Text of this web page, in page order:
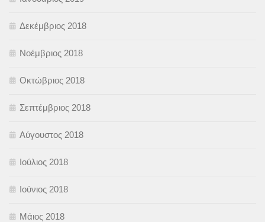
Δεκέμβριος 2018
Νοέμβριος 2018
Οκτώβριος 2018
Σεπτέμβριος 2018
Αύγουστος 2018
Ιούλιος 2018
Ιούνιος 2018
Μάιος 2018